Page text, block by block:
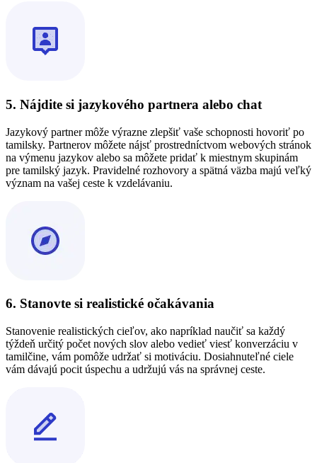
5. Nájdite si jazykového partnera alebo chat
Jazykový partner môže výrazne zlepšiť vaše schopnosti hovoriť po
tamilsky. Partnerov môžete nájsť prostredníctvom webových stránok
na výmenu jazykov alebo sa môžete pridať k miestnym skupinám
pre tamilský jazyk. Pravidelné rozhovory a spätná väzba majú veľký
význam na vašej ceste k vzdelávaniu.
6. Stanovte si realistické očakávania
Stanovenie realistických cieľov, ako napríklad naučiť sa každý
týždeň určitý počet nových slov alebo vedieť viesť konverzáciu v
tamilčine, vám pomôže udržať si motiváciu. Dosiahnuteľné ciele
vám dávajú pocit úspechu a udržujú vás na správnej ceste.